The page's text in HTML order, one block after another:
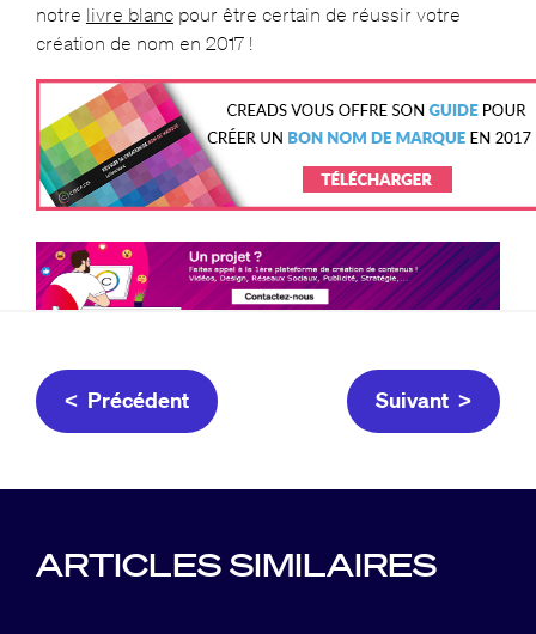
notre livre blancpour être certain de réussir votre
création de nom en 2017 !
< Précédent Suivant >
ARTICLES SIMILAIRES